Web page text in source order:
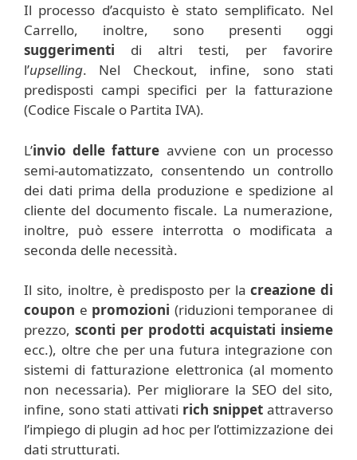
Il processo d’acquisto è stato semplificato. Nel
Carrello, inoltre, sono presenti oggi
suggerimenti di altri testi, per favorire
l’upselling. Nel Checkout, infine, sono stati
predisposti campi specifici per la fatturazione
(Codice Fiscale o Partita IVA).
L’invio delle fatture avviene con un processo
semi-automatizzato, consentendo un controllo
dei dati prima della produzione e spedizione al
cliente del documento fiscale. La numerazione,
inoltre, può essere interrotta o modificata a
seconda delle necessità.
Il sito, inoltre, è predisposto per lacreazione di
coupon e promozioni (riduzioni temporanee di
prezzo, sconti per prodotti acquistati insieme
ecc.), oltre che per una futura integrazione con
sistemi di fatturazione elettronica (al momento
non necessaria). Per migliorare la SEO del sito,
infine, sono stati attivati rich snippet attraverso
l’impiego di plugin ad hoc per l’ottimizzazione dei
dati strutturati.